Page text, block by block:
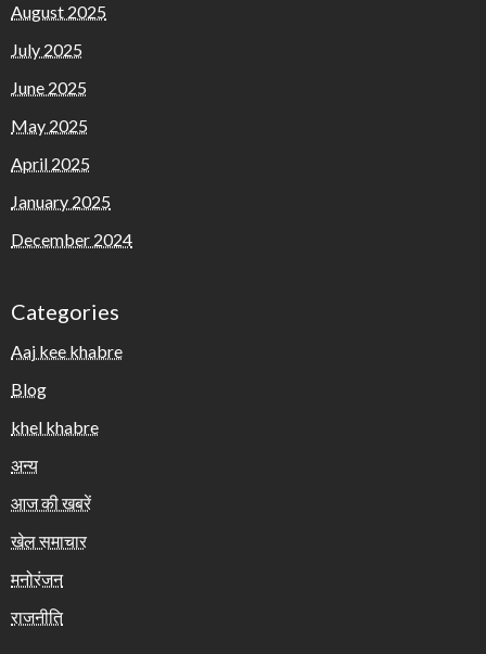
August 2025
July 2025
June 2025
May 2025
April 2025
January 2025
December 2024
Categories
Aaj kee khabre
Blog
khel khabre
अन्य
आज की खबरें
खेल समाचार
मनोरंजन
राजनीति